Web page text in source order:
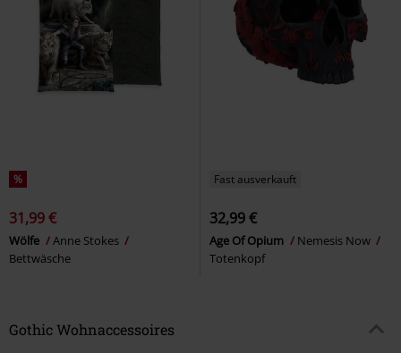
%
31,99 €
Wölfe
Anne Stokes
Bettwäsche
Fast ausverkauft
32,99 €
Age Of Opium
Nemesis Now
Totenkopf
Gothic Wohnaccessoires